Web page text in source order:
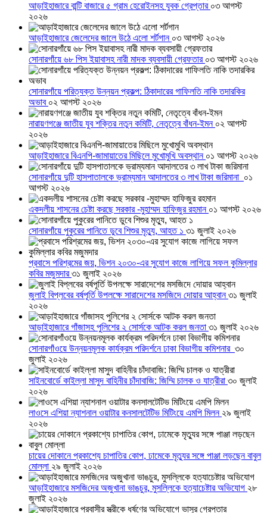
আড়াইহাজারে বান্টি বাজারে ৫ গ্রাম হেরোইনসহ যুবক গ্রেপ্তার ০৩ আগস্ট
২০২৬
আড়াইহাজারে জেলেদের জালে উঠে এলো শর্টগান ০৩ আগস্ট ২০২৬
সোনারগাঁয়ে ৬৮ পিস ইয়াবাসহ নারী মাদক ব্যবসায়ী গ্রেফতার ০৩ আগস্ট ২০২৬
সোনারগাঁয়ে পরিত্যক্ত উন্নয়ন প্রকল্প: ঠিকাদারের গাফিলতি নাকি তদারকির
অভাব ০২ আগস্ট ২০২৬
নারায়ণগঞ্জে জাতীয় যুব শক্তির নতুন কমিটি, নেতৃত্বে বাঁধন-ইমন ০২ আগস্ট
২০২৬
আড়াইহাজারে বিএনপি-জামায়াতের মিছিলে মুখোমুখি অবস্থান ০১ আগস্ট ২০২৬
সোনারগাঁয়ে দুটি হাসপাতালকে ভ্রাম্যমান আদালতের ৩ লাখ টাকা জরিমানা ০১
আগস্ট ২০২৬
একদলীয় শাসনের চেষ্টা করছে সরকার -মুহাম্মদ হাফিজুর রহমান ০১ আগস্ট ২০২৬
সোনারগাঁয়ে পুকুরের পানিতে ডুবে শিশুর মৃত্যু, আহত ১ ৩১ জুলাই ২০২৬
প্রবাসে পরিশ্রমের জয়, ভিশন ২০৩০-এর সুযোগ কাজে লাগিয়ে সফল কুমিল্লার
কবির মজুমদার৩১ জুলাই ২০২৬
জুলাই বিপ্লবের বর্ষপূর্তি উপলক্ষে সারাদেশের মসজিদে দোয়ার আহ্বান৩১ জুলাই
২০২৬
আড়াইহাজারে গাঁজাসহ পুলিশের ২ সোর্সকে আটক করল জনতা ৩১ জুলাই ২০২৬
সোনারগাঁওয়ে উন্নয়নমূলক কার্যক্রম পরিদর্শনে ঢাকা বিভাগীয় কমিশনার ৩০
জুলাই ২০২৬
সাইনবোর্ডে কাইল্লা মাসুদ বাহিনীর চাঁদাবাজি: জিম্মি চালক ও যাত্রীরা ৩০ জুলাই
২০২৬
লাওসে এশিয়া ন্যাশনাল ওয়াটার কনসালটেটিভ মিটিংয়ে এমপি মিলন ২৯ জুলাই
২০২৬
চায়ের দোকানে প্রকাশ্যে চাপাতির কোপ, ঢামেকে মৃত্যুর সঙ্গে পাঞ্জা লড়ছেন বাবুল
মোল্লা ২৯ জুলাই ২০২৬
আড়াইহাজারে মস‌জি‌দের অজুখানা ভাঙচুর, মুসল্লিকে হত্যাচেষ্টার অভিযোগ ২৮
জুলাই ২০২৬